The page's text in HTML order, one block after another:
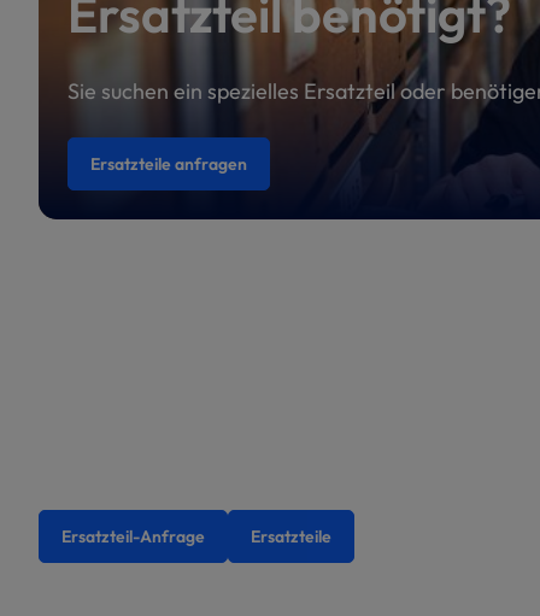
Ersatzteil benötigt?
Sie suchen ein spezielles Ersatzteil oder
Ersatzteile anfragen
Ersatzteil-Anfrage Ersatzteile